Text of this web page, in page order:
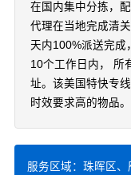
在国内集中分拣，
代理在当地完成清
天内100%派送完成
10个工作日内， 所
址。该美国特快专
时效要求高的物品。
服务区域：珠晖区